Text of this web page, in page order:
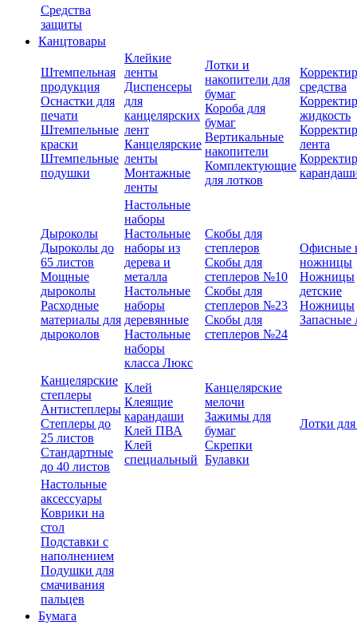
Средства
защиты
Канцтовары
Штемпельная
продукция
Оснастки для
печати
Штемпельные
краски
Штемпельные
подушки
Клейкие
ленты
Диспенсеры
для
канцелярских
лент
Канцелярские
ленты
Монтажные
ленты
Лотки и
накопители для
бумаг
Короба для
бумаг
Вертикальные
накопители
Комплектующие
для лотков
средства
жидкость
лента
Дыроколы
Дыроколы до
65 листов
Мощные
дыроколы
Расходные
материалы для
дыроколов
Настольные
наборы
Настольные
наборы из
дерева и
металла
Настольные
наборы
деревянные
Настольные
наборы
класса Люкс
Скобы для
степлеров
Скобы для
степлеров №10
Скобы для
степлеров №23
Скобы для
степлеров №24
Офисные
ножницы
Ножницы
детские
Ножницы
Запасные
Канцелярские
степлеры
Антистеплеры
Степлеры до
25 листов
Стандартные
до 40 листов
Клей
Клеящие
карандаши
Клей ПВА
Клей
специальный
Канцелярские
мелочи
Зажимы для
бумаг
Скрепки
Булавки
Лотки
Настольные
аксессуары
Коврики на
стол
Подставки с
наполнением
Подушки для
смачивания
пальцев
Бумага